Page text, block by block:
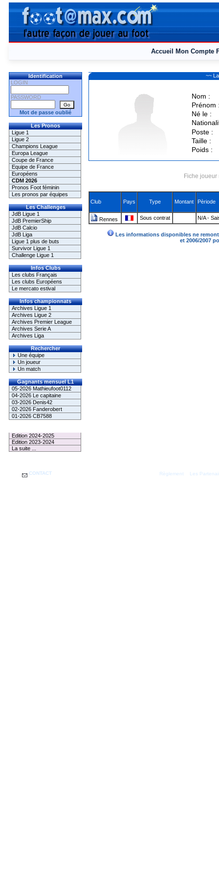
Accueil Mon Compte
Identification
LOGIN
PASSWORD
Mot de passe oublié
Les Pronos
Ligue 1
Ligue 2
Champions League
Europa League
Coupe de France
Equipe de France
Européens
CDM 2026
Pronos Foot féminin
Les pronos par équipes
Les Challenges
JdB Ligue 1
JdB PremierShip
JdB Calcio
JdB Liga
Ligue 1 plus de buts
Survivor Ligue 1
Challenge Ligue 1
Infos Clubs
Les clubs Français
Les clubs Européens
Le mercato estival
Infos championnats
Archives Ligue 1
Archives Ligue 2
Archives Premier League
Archives Serie A
Archives Liga
Rechercher
Une équipe
Un joueur
Un match
Gagnants mensuel L1
05-2026 Mathieufoot0112
04-2026 Le capitaine
03-2026 Denis42
02-2026 Fanderobert
01-2026 CB7588
Edition 2024-2025
Edition 2023-2024
La suite ...
~~
Nom :
Prénom
Né le :
Poste :
Taille :
Poids :
Fiche
Club Pays Type Montant Pèriode
Rennes Sous contrat N/A -
Les informations disponibles ne
et 2006/2007
CONTACT Règlement Les